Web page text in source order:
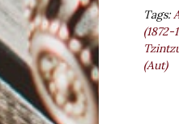
Tags:
(1872-
(Aut)